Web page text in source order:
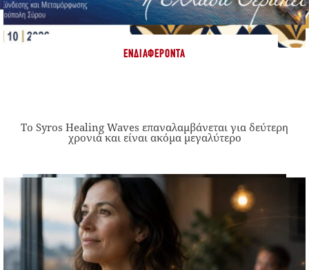
ΕΝΔΙΑΦΈΡΟΝΤΑ
Το Syros Healing Waves επαναλαμβάνεται για δεύτερη
χρονιά και είναι ακόμα μεγαλύτερο